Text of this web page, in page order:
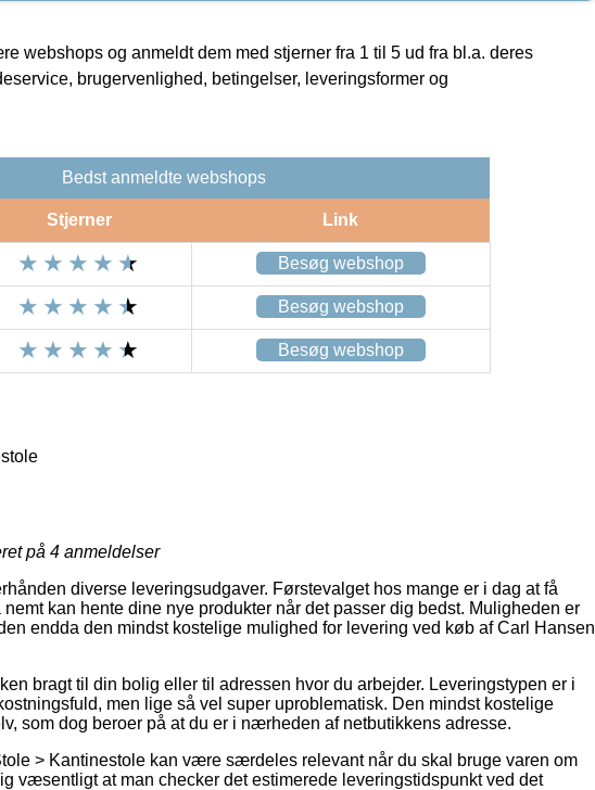
webshops og anmeldt dem med stjerner fra 1 til 5 ud fra bl.a. deres
brugervenlighed, betingelser, leveringsformer og
Bedst anmeldte webshops
Stjerner Link
Besøg webshop
Besøg webshop
Besøg webshop
på 4 anmeldelser
diverse leveringsudgaver. Førstevalget hos mange er i dag at få
kan hente dine nye produkter når det passer dig bedst. Muligheden er
endda den mindst kostelige mulighed for levering ved køb af Carl Hansen
bragt til din bolig eller til adressen hvor du arbejder. Leveringstypen er i
men lige så vel super uproblematisk. Den mindst kostelige
som dog beroer på at du er i nærheden af netbutikkens adresse.
> Kantinestole kan være særdeles relevant når du skal bruge varen om
væsentligt at man checker det estimerede leveringstidspunkt ved det